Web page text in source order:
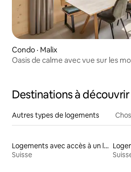
Condo · Malix
Oasis de calme avec vue sur les
Destinations à découvrir
Autres types de logements
Logements avec accès à un lac
Suisse